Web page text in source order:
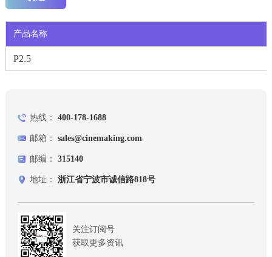
产品名称
P2.5
热线： 400-178-1688
邮箱： sales@cinemaking.com
邮编： 315140
地址： 浙江省宁波市诚信路818号
关注订阅号
获取更多资讯